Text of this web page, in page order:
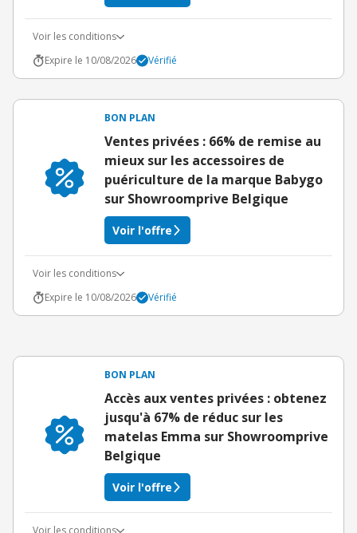
Voir les conditions
Expire le 10/08/2026
Vérifié
BON PLAN
Ventes privées : 66% de remise au
mieux sur les accessoires de
puériculture de la marque Babygo
sur Showroomprive Belgique
Voir l'offre
Voir les conditions
Expire le 10/08/2026
Vérifié
BON PLAN
Accès aux ventes privées : obtenez
jusqu'à 67% de réduc sur les
matelas Emma sur Showroomprive
Belgique
Voir l'offre
Voir les conditions